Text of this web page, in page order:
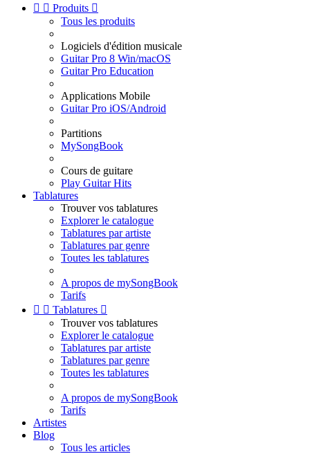
  Produits 
Tous les produits
Logiciels d'édition musicale
Guitar Pro 8 Win/macOS
Guitar Pro Education
Applications Mobile
Guitar Pro iOS/Android
Partitions
MySongBook
Cours de guitare
Play Guitar Hits
Tablatures
Trouver vos tablatures
Explorer le catalogue
Tablatures par artiste
Tablatures par genre
Toutes les tablatures
A propos de mySongBook
Tarifs
  Tablatures 
Trouver vos tablatures
Explorer le catalogue
Tablatures par artiste
Tablatures par genre
Toutes les tablatures
A propos de mySongBook
Tarifs
Artistes
Blog
Tous les articles